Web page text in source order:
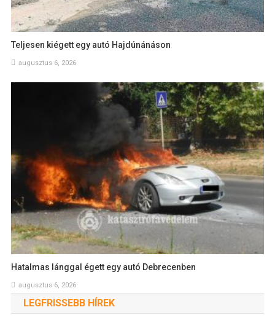
Teljesen kiégett egy autó Hajdúnánáson
augusztus 6, 2026
Hatalmas lánggal égett egy autó Debrecenben
augusztus 6, 2026
LEGFRISSEBB HÍREK